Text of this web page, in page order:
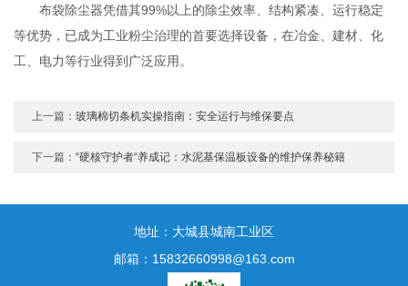
布袋除尘器凭借其99%以上的除尘效率、结构紧凑、运行稳定
等优势，已成为工业粉尘治理的首要选择设备，在冶金、建材、化
工、电力等行业得到广泛应用。
上一篇：玻璃棉切条机实操指南：安全运行与维保要点
下一篇：“硬核守护者“养成记：水泥基保温板设备的维护保养秘籍
地址：大城县城南工业区
邮箱：15832660998@163.com